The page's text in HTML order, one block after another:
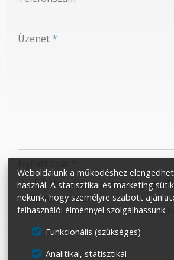
-
Üzenet*
Hozzájárulok személyes
kezeléséhez.
Ide kattintva tekinthető meg:
Weboldalunk a működéshez
használ. A statisztikai és marketing
nekünk, hogy személyre szabott
felhasználói élménnyel szolgálhassunk.
Funkcionális (szükséges)
Analitikai, statisztikai